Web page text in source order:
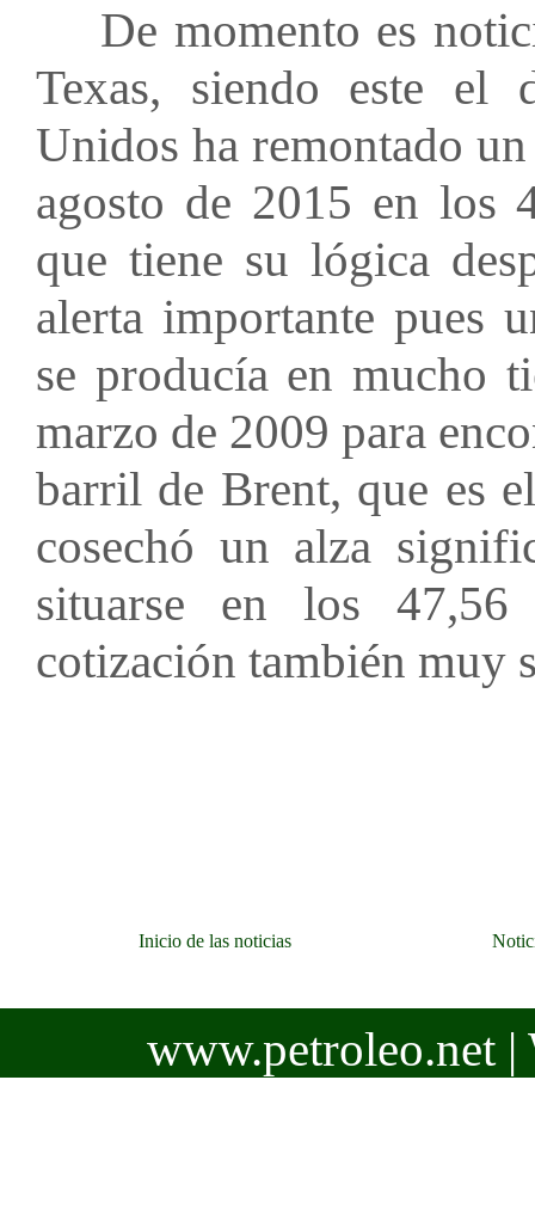
De momento es
Texas, siendo este el
Unidos ha remontado
agosto de 2015 en los
que tiene su lógica
alerta importante pues
se producía en mucho
marzo de 2009 para
barril de Brent, que es
cosechó un alza
situarse en los
cotización también muy
Inicio de las noticias
www.petroleo.net |